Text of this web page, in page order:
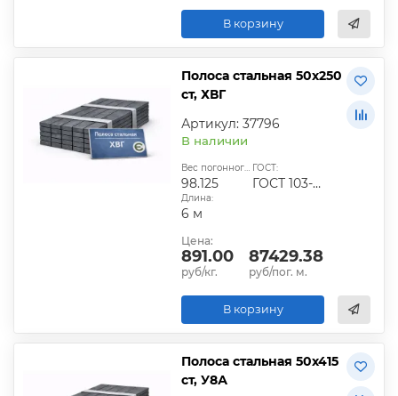
В корзину
Полоса стальная 50х250
ст, ХВГ
Артикул: 37796
В наличии
Вес погонного метра, кг:
98.125
ГОСТ:
ГОСТ 103-2006
Длина:
6 м
Цена:
891.00
руб/кг.
87429.38
руб/пог. м.
В корзину
Полоса стальная 50х415
ст, У8А